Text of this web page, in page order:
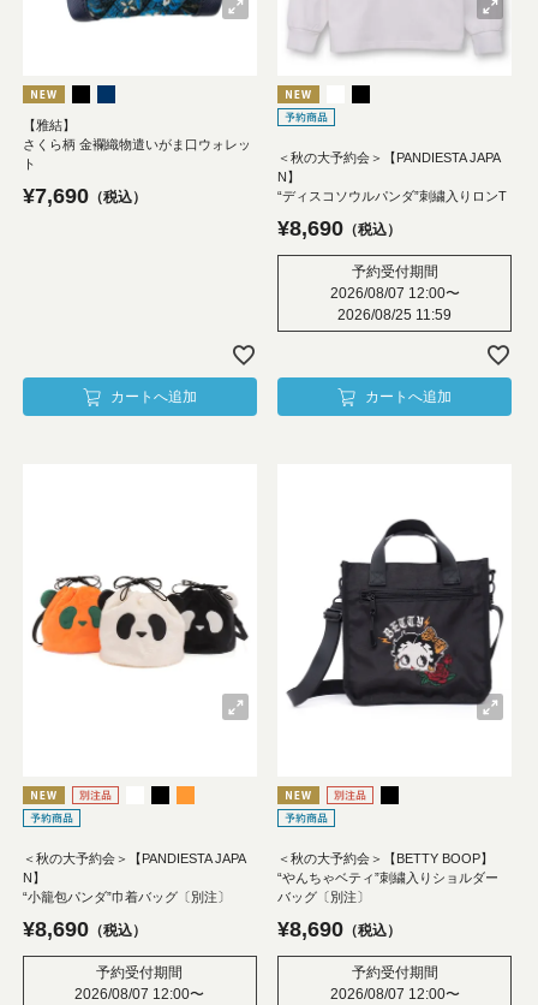
【雅結】
さくら柄 金襴織物遣いがま口ウォレッ
ト
¥7,690 税込
カートへ追加
＜秋の大予約会＞【PANDIESTA JAPA
N】
“ディスコソウルパンダ”刺繍入りロンT
¥8,690 税込
予約受付期間
2026/08/07 12:00〜
2026/08/25 11:59
カートへ追加
＜秋の大予約会＞【PANDIESTA JAPA
N】
“小籠包パンダ”巾着バッグ〔別注〕
¥8,690 税込
予約受付期間
2026/08/07 12:00〜
＜秋の大予約会＞【BETTY BOOP】
“やんちゃベティ”刺繍入りショルダー
バッグ〔別注〕
¥8,690 税込
予約受付期間
2026/08/07 12:00〜